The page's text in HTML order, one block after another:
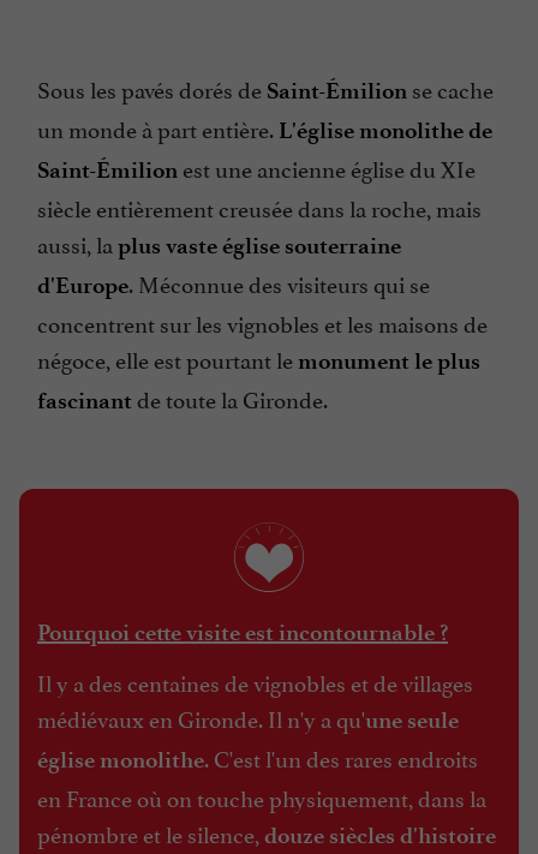
Sous les pavés dorés de Saint-Émilion se cache
un monde à part entière. L'église monolithe de
Saint-Émilion est une ancienne église du XIe
siècle entièrement creusée dans la roche, mais
aussi, la plus vaste église souterraine
d'Europe. Méconnue des visiteurs qui se
concentrent sur les vignobles et les maisons de
négoce, elle est pourtant le monument le plus
fascinant de toute la Gironde.
Pourquoi cette visite est incontournable ?
Il y a des centaines de vignobles et de villages
médiévaux en Gironde. Il n'y a qu'une seule
église monolithe. C'est l'un des rares endroits
en France où on touche physiquement, dans la
pénombre et le silence, douze siècles d'histoire